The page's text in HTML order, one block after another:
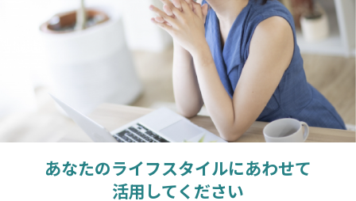
あなたのライフスタイルにあわせて
活用してください